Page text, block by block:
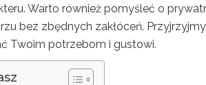
Warto również pomyśleć o
bez zbędnych zakłóceń.
Twoim potrzebom i gustowi.